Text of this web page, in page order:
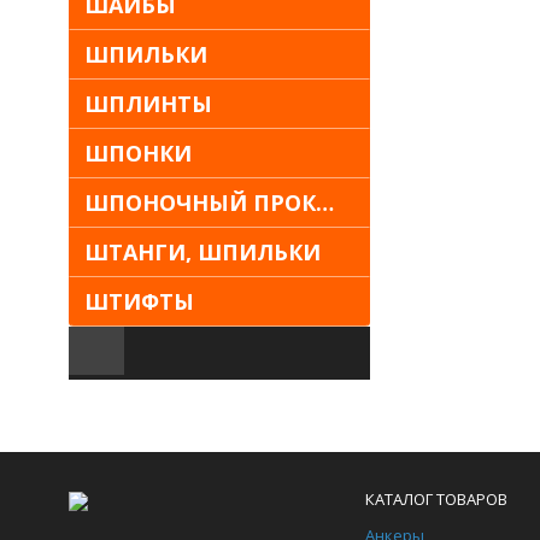
ШПИЛЬКИ
ШПЛИНТЫ
ШПОНКИ
ШПОНОЧНЫЙ ПРОКАТ
ШТАНГИ, ШПИЛЬКИ
ШТИФТЫ
КАТАЛОГ ТОВАРОВ
Анкеры